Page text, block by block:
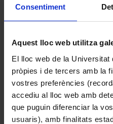
Consentiment
Aquest lloc web utilitza
El lloc web de la Universitat
pròpies i de tercers amb la
vostres preferències
accediu al lloc web amb
que puguin diferenciar la
usuaris), amb finalitats
Capsa d’etiquetes “1”